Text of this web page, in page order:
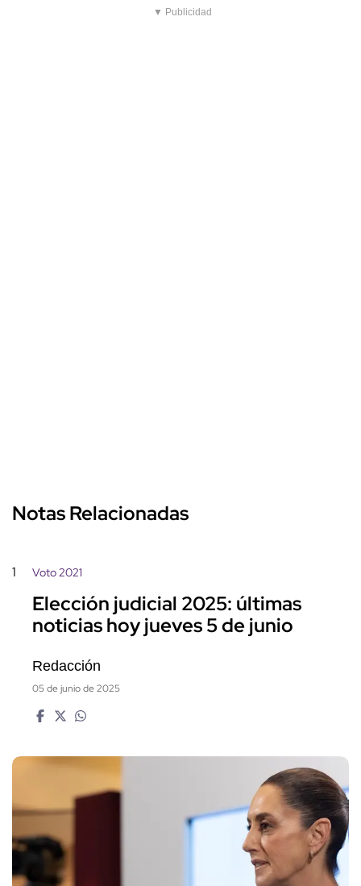
▼ Publicidad
Notas Relacionadas
1 Voto 2021
Elección judicial 2025: últimas
noticias hoy jueves 5 de junio
Redacción
05 de junio de 2025